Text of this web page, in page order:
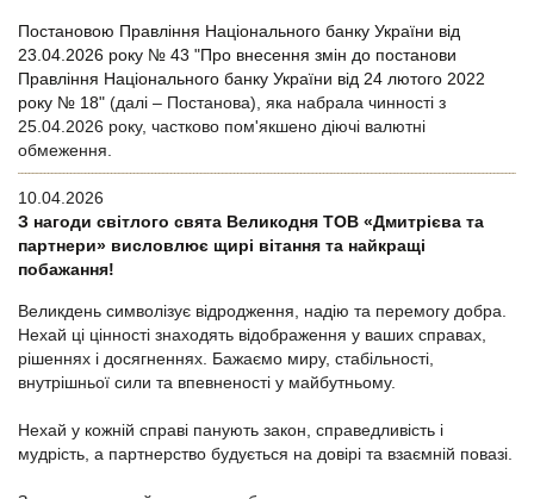
Постановою Правління Національного банку України від
23.04.2026 року № 43 "Про внесення змін до постанови
Правління Національного банку України від 24 лютого 2022
року № 18" (далі – Постанова), яка набрала чинності з
25.04.2026 року, частково пом'якшено діючі валютні
обмеження.
10.04.2026
З нагоди світлого свята Великодня ТОВ «Дмитрієва та
партнери» висловлює щирі вітання та найкращі
побажання!
Великдень символізує відродження, надію та перемогу добра.
Нехай ці цінності знаходять відображення у ваших справах,
рішеннях і досягненнях. Бажаємо миру, стабільності,
внутрішньої сили та впевненості у майбутньому.
Нехай у кожній справі панують закон, справедливість і
мудрість, а партнерство будується на довірі та взаємній повазі.